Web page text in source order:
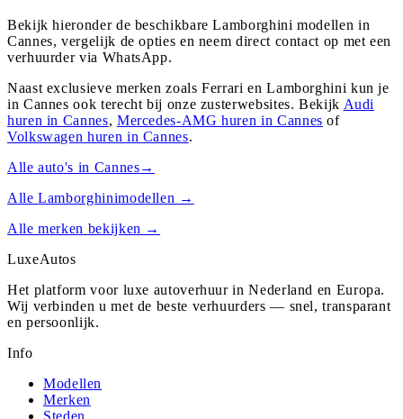
Bekijk hieronder de beschikbare Lamborghini modellen in
Cannes, vergelijk de opties en neem direct contact op met een
verhuurder via WhatsApp.
Naast exclusieve merken zoals Ferrari en Lamborghini kun je
in Cannes ook terecht bij onze zusterwebsites. Bekijk Audi
huren in Cannes, Mercedes-AMG huren in Cannes of
Volkswagen huren in Cannes.
Alle auto's in Cannes→
AlleLamborghinimodellen →
Alle merken bekijken →
LuxeAutos
Het platform voor luxe autoverhuur in Nederland en Europa.
Wij verbinden u met de beste verhuurders — snel, transparant
en persoonlijk.
Info
Modellen
Merken